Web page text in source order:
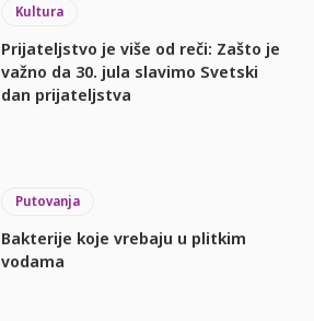
Kultura
Prijateljstvo je više od reči: Zašto je
važno da 30. jula slavimo Svetski
dan prijateljstva
Putovanja
Bakterije koje vrebaju u plitkim
vodama